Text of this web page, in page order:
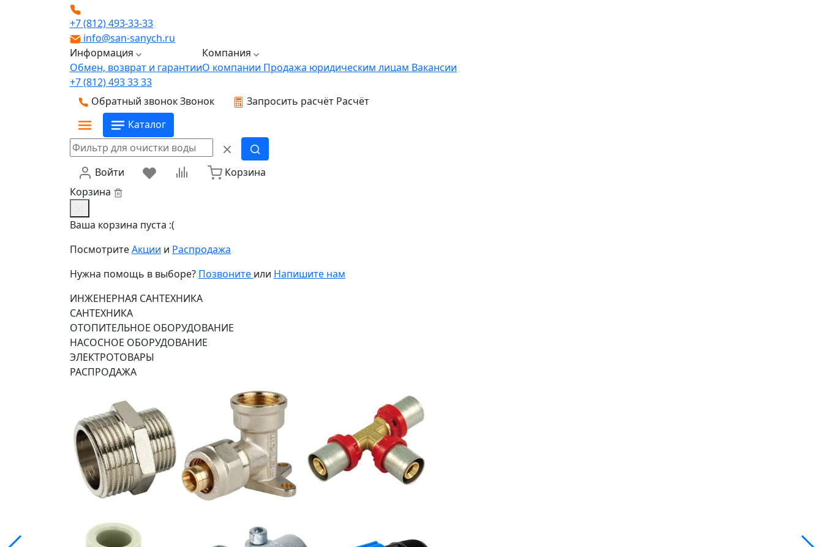
+7 (812) 493-33-33
info@san-sanych.ru
Информация
Обмен, возврат и гарантии
Компания
О компании Продажа юридическим лицам Вакансии
+7 (812) 493 33 33
Обратный звонокЗвонок Запросить расчёт Расчёт
Каталог
Войти
Корзина
Корзина
Ваша корзина пуста :(
ПосмотритеАкции и Распродажа
Нужна помощь в выборе? Позвоните или Напишите нам
ИНЖЕНЕРНАЯ САНТЕХНИКА
САНТЕХНИКА
ОТОПИТЕЛЬНОЕ ОБОРУДОВАНИЕ
НАСОСНОЕ ОБОРУДОВАНИЕ
ЭЛЕКТРОТОВАРЫ
РАСПРОДАЖА